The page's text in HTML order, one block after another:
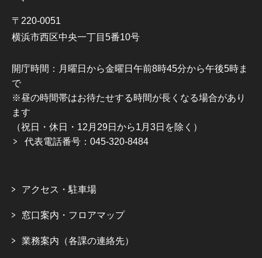
〒220-0051
横浜市西区中央一丁目5番10号
開庁時間：月曜日から金曜日午前8時45分から午後5時ま
で
※昼の時間帯はお待たせする時間が長くなる場合があり
ます
（祝日・休日・12月29日から1月3日を除く）
代表電話番号：045-320-8484
アクセス・駐車場
窓口案内・フロアマップ
業務案内（各課の連絡先）